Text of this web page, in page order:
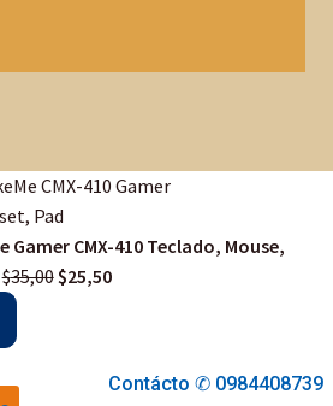
Gamer CMX-410 Teclado, Mouse,
$35,00 Original
$25,50Current
Contácto ✆ 0984408739